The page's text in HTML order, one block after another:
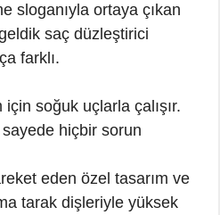
sloganıyla ortaya çıkan
saç düzleştirici
farklı.
için soğuk uçlarla çalışır.
hiçbir sorun
eden özel tasarım ve
tarak dişleriyle yüksek